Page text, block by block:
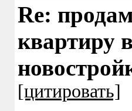
Re:
квартиру
[цитировать]